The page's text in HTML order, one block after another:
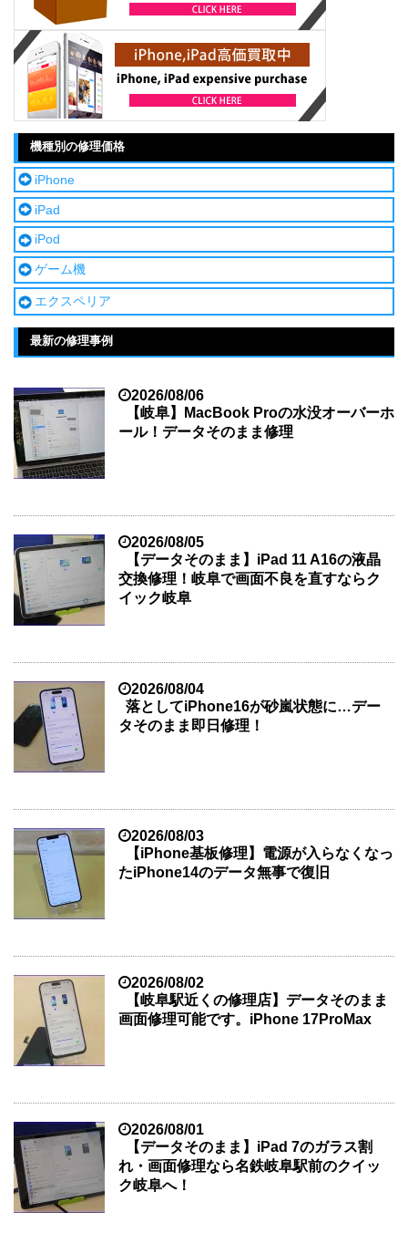
機種別の修理価格
iPhone
iPad
iPod
ゲーム機
エクスペリア
最新の修理事例
2026/08/06
【岐阜】MacBook Proの水没オーバーホ
ール！データそのまま修理
2026/08/05
【データそのまま】iPad 11 A16の液晶
交換修理！岐阜で画面不良を直すならク
イック岐阜
2026/08/04
落としてiPhone16が砂嵐状態に…デー
タそのまま即日修理！
2026/08/03
【iPhone基板修理】電源が入らなくなっ
たiPhone14のデータ無事で復旧
2026/08/02
【岐阜駅近くの修理店】データそのまま
画面修理可能です。iPhone 17ProMax
2026/08/01
【データそのまま】iPad 7のガラス割
れ・画面修理なら名鉄岐阜駅前のクイッ
ク岐阜へ！